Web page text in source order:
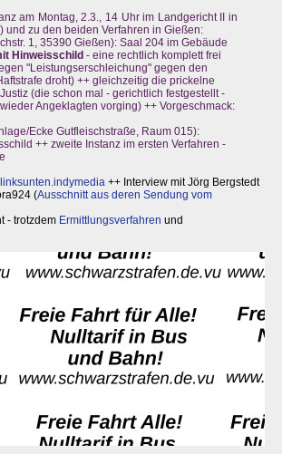
am Montag, 2.3., 14 Uhr im Landgericht II in
und zu den beiden Verfahren in Gießen:
1, 35390 Gießen): Saal 204 im Gebäude
Hinweisschild - eine rechtlich komplett frei
"Leistungserschleichung" gegen den
droht) ++ gleichzeitig die prickelne
(die schon mal - gerichtlich festgestellt -
Angeklagten vorging) ++ Vorgeschmack:
Ecke Gutfleischstraße, Raum 015):
++ zweite Instanz im ersten Verfahren -
linksunten.indymedia ++ Interview mit Jörg Bergstedt
(Ausschnitt aus deren Sendung vom
- trotzdem Ermittlungsverfahren und